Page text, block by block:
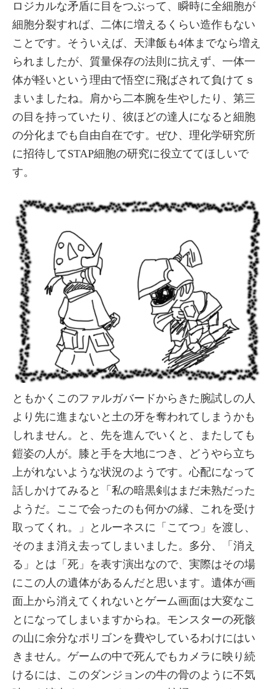
ロジカルな矛盾に目をつぶって、瞬時に全細胞が
細胞分裂すれば、二体に増えるくらい造作もない
ことです。そういえば、天津飯も4体までなら増え
られましたが、質量保存の法則に抗えず、一体一
体が軽いという理由で悟空に飛ばされて負けてｓ
まいましたね。肩から二本腕を生やしたり、第三
の目を持っていたり、彼ほどの達人になると細胞
の分化までも自由自在です。ぜひ、理化学研究所
に招待してSTAP細胞の研究に役立ててほしいで
す。
ともかくこのファルガバードからきた腕試しの人
より先に進まないと土の牙を奪われてしまうかも
しれません。と、先を進んでいくと、またしても
鎧姿の人が。膝と手を大地につき、どうやら立ち
上がれないような状況のようです。心配になって
話しかけてみると「私の暗黒剣はまだ未熟だった
ようだ。ここで会ったのも何かの縁、これを受け
取ってくれ。」とルーネスに「こてつ」を渡し、
そのまま消え去ってしまいました。多分、「消え
る」とは「死」を表す演出なので、実際はその場
にこの人の遺体があるんだと思います。遺体が画
面上から消えてくれないとゲーム画面は大変なこ
とになってしまいますからね。モンスターの死骸
の山に余分なポリゴンを費やしているわけにはい
きません。ゲームの中で死んでもカメラに映り続
けるには、このダンジョンの牛の骨のように不気